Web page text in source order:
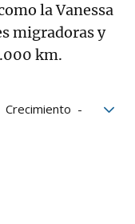
la Vanessa
migradoras y
km.
Crecimiento